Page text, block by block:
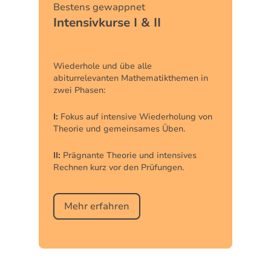
Bestens gewappnet
Intensivkurse I & II
Wiederhole und übe alle
abiturrelevanten Mathematikthemen in
zwei Phasen:
I: Fokus auf intensive Wiederholung von
Theorie und gemeinsames Üben.
II: Prägnante Theorie und intensives
Rechnen kurz vor den Prüfungen.
Mehr erfahren